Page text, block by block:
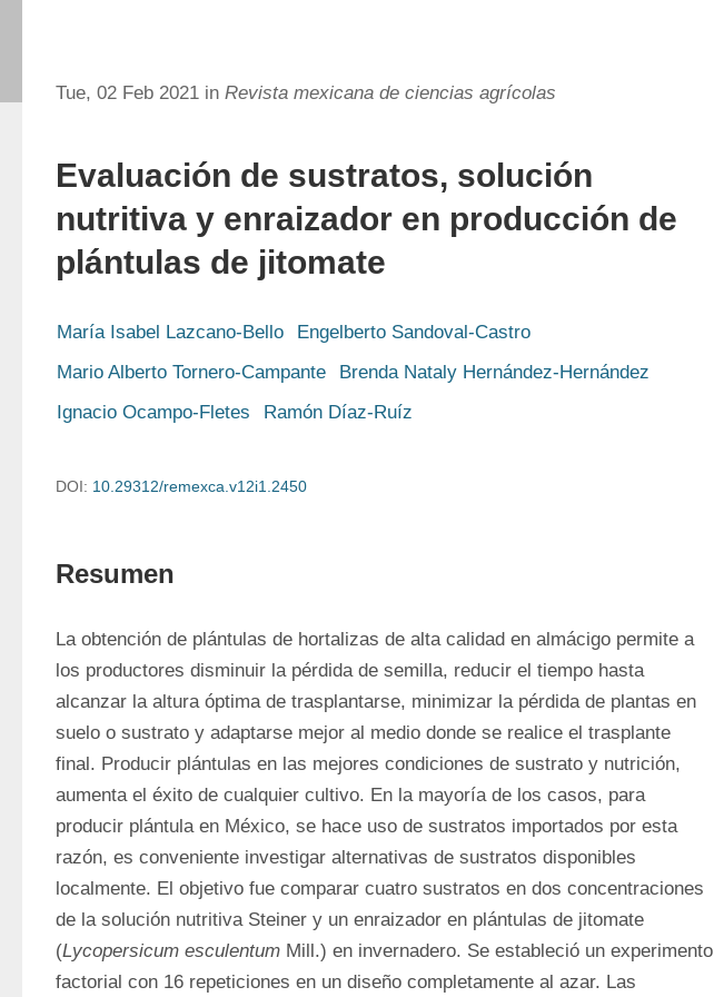
Tue, 02 Feb 2021 in Revista mexicana de ciencias agrícolas
Evaluación de sustratos, solución
nutritiva y enraizador en producción de
plántulas de jitomate
María Isabel Lazcano-Bello
Engelberto Sandoval-Castro
Mario Alberto Tornero-Campante
Brenda Nataly Hernández-Hernández
Ignacio Ocampo-Fletes
Ramón Díaz-Ruíz
DOI: 10.29312/remexca.v12i1.2450
Resumen
La obtención de plántulas de hortalizas de alta calidad en almácigo permite a
los productores disminuir la pérdida de semilla, reducir el tiempo hasta
alcanzar la altura óptima de trasplantarse, minimizar la pérdida de plantas en
suelo o sustrato y adaptarse mejor al medio donde se realice el trasplante
final. Producir plántulas en las mejores condiciones de sustrato y nutrición,
aumenta el éxito de cualquier cultivo. En la mayoría de los casos, para
producir plántula en México, se hace uso de sustratos importados por esta
razón, es conveniente investigar alternativas de sustratos disponibles
localmente. El objetivo fue comparar cuatro sustratos en dos concentraciones
de la solución nutritiva Steiner y un enraizador en plántulas de jitomate
(Lycopersicum esculentum Mill.) en invernadero. Se estableció un experimento
factorial con 16 repeticiones en un diseño completamente al azar. Las